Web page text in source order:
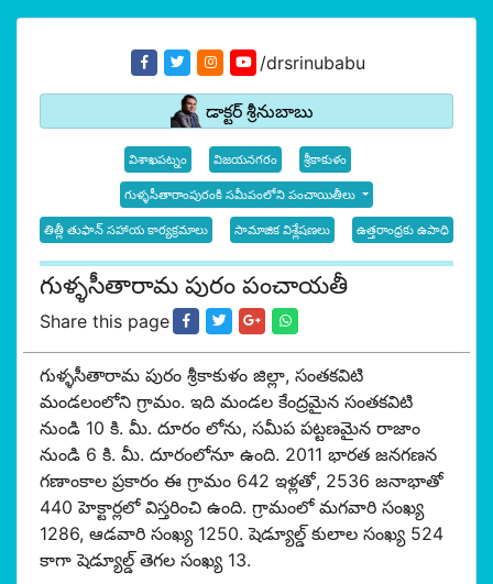
/drsrinubabu
డాక్టర్ శ్రీనుబాబు
విశాఖపట్నం విజయనగరం శ్రీకాకుళం
గుళ్ళసీతారాంపురంకి సమీపంలోని పంచాయితీలు
తిత్లీ తుఫాన్ సహాయ కార్యక్రమాలు సామాజిక విశ్లేషణలు ఉత్తరాంధ్రకు ఉపాధి
గుళ్ళసీతారామ పురం పంచాయతీ
Share this page
గుళ్ళసీతారామ పురం శ్రీకాకుళం జిల్లా, సంతకవిటి
మండలంలోని గ్రామం. ఇది మండల కేంద్రమైన సంతకవిటి
నుండి 10 కి. మీ. దూరం లోను, సమీప పట్టణమైన రాజాం
నుండి 6 కి. మీ. దూరంలోనూ ఉంది. 2011 భారత జనగణన
గణాంకాల ప్రకారం ఈ గ్రామం 642 ఇళ్లతో, 2536 జనాభాతో
440 హెక్టార్లలో విస్తరించి ఉంది. గ్రామంలో మగవారి సంఖ్య
1286, ఆడవారి సంఖ్య 1250. షెడ్యూల్డ్ కులాల సంఖ్య 524
కాగా షెడ్యూల్డ్ తెగల సంఖ్య 13.